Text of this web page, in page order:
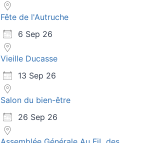
Fête de l'Autruche
6 Sep 26
Vieille Ducasse
13 Sep 26
Salon du bien-être
26 Sep 26